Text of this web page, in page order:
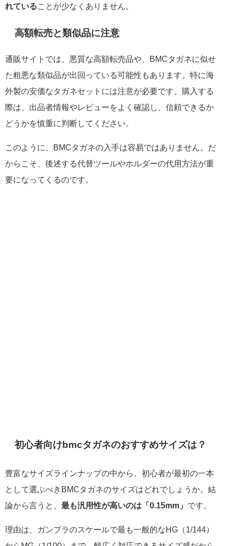
れている ことが少なくありません。
高額転売と類似品に注意
通販サイトでは、悪質な高額転売品や、BMCタガネに似せ
た粗悪な類似品が出回っている可能性もあります。特に海
外製の安価なタガネセットには注意が必要です。購入する
際は、出品者情報やレビューをよく確認し、信頼できるか
どうかを慎重に判断してください。
このように、BMCタガネの入手は容易ではありません。だ
からこそ、後述する代替ツールやホルダーの代用方法が重
要になってくるのです。
初心者向けbmcタガネのおすすめサイズは？
豊富なサイズラインナップの中から、初心者が最初の一本
として選ぶべきBMCタガネのサイズはどれでしょうか。結
論から言うと、 最も汎用性が高いのは「0.15mm」 です。
理由は、ガンプラのスケールで最も一般的なHG（1/144）